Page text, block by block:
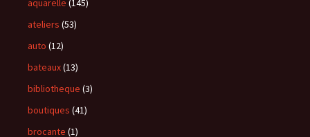
aquarelle (145)
ateliers (53)
auto (12)
bateaux(13)
bibliotheque (3)
boutiques (41)
brocante (1)